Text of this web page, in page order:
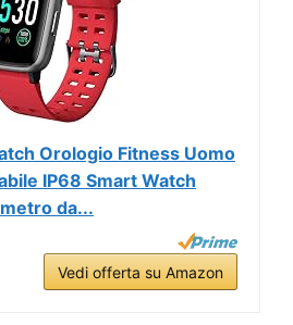
Orologio Fitness Uomo
IP68 Smart Watch
da...
Vedi offerta su Amazon